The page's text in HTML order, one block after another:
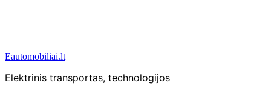
Eautomobiliai.lt
Elektrinis transportas, technologijos